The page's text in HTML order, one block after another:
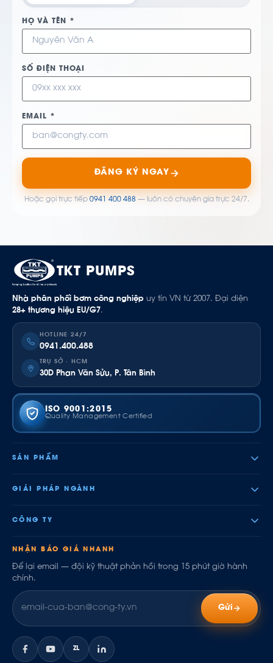
HỌ VÀ TÊN *
SỐ ĐIỆN THOẠI
EMAIL *
ĐĂNG KÝ NGAY
Hoặc gọi trực tiếp 0941 400 488— luôn có chuyên gia trực 24/7.
TKT PUMPS
Nhà phân phối bơm công nghiệp uy tín VN từ 2007. Đại diện
28+ thương hiệu EU/G7.
HOTLINE 24/7
0941.400.488
TRỤ SỞ · HCM
30D Phan Văn Sửu, P. Tân Bình
ISO 9001:2015
Quality Management Certified
SẢN PHẨM
GIẢI PHÁP NGÀNH
CÔNG TY
NHẬN BÁO GIÁ NHANH
Để lại email — đội kỹ thuật phản hồi trong 15 phút giờ hành
chính.
Gửi
ZL